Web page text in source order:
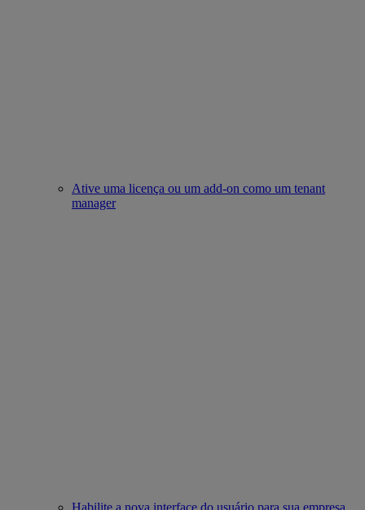
Ative uma licença ou um add-on como um tenant
manager